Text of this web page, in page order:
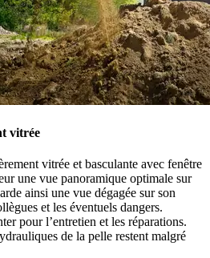
vitrée
vitrée et basculante avec fenêtre
une vue panoramique optimale sur
ainsi une vue dégagée sur son
et les éventuels dangers.
pour l’entretien et les réparations.
de la pelle restent malgré